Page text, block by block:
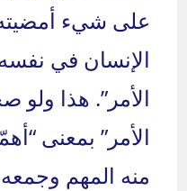
على شيء
الإنسان في
الأمر”. هذا
الأمر” بمعنى
منه المهم